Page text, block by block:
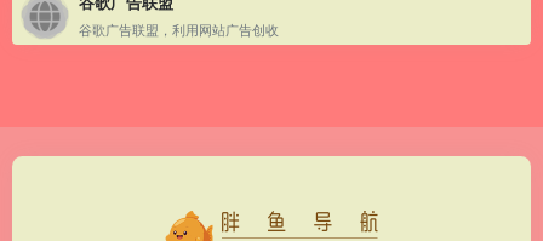
谷歌广告联盟，利用网站广告创收